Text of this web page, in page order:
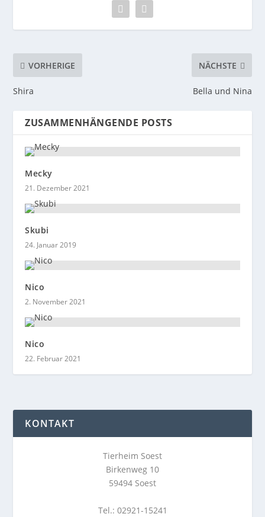
VORHERIGE
Shira
NÄCHSTE
Bella und Nina
ZUSAMMENHÄNGENDE POSTS
Mecky
21. Dezember 2021
Skubi
24. Januar 2019
Nico
2. November 2021
Nico
22. Februar 2021
KONTAKT
Tierheim Soest
Birkenweg 10
59494 Soest
Tel.: 02921-15241